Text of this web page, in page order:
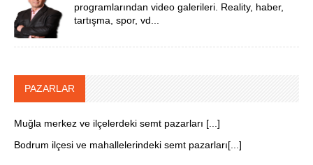
programlarından video galerileri. Reality, haber,
tartışma, spor, vd...
PAZARLAR
Muğla merkez ve ilçelerdeki semt pazarları [...]
Bodrum ilçesi ve mahallelerindeki semt pazarları[...]